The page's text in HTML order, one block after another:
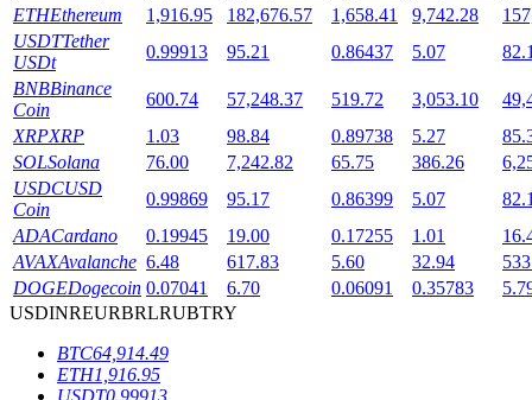
Launchpool
Đặt cọc linh hoạt để kiếm được các token phổ biến.
Khóa BTR
ETHEthereum 1,916.95 182,676.57 1,658.41 9,742.28
USDTTether
USDt
0.99913 95.21 0.86437 5.07
BNBBinance
Coin
600.74 57,248.37 519.72 3,053.10
XRPXRP 1.03 98.84 0.89738 5.27
SOLSolana 76.00 7,242.82 65.75 386.26
USDCUSD
Coin
0.99869 95.17 0.86399 5.07
ADACardano 0.19945 19.00 0.17255 1.01
AVAXAvalanche 6.48 617.83 5.60 32.94
DOGEDogecoin 0.07041 6.70 0.06091 0.35783
USDINREURBRLRUBTRY
BTC64,914.49
ETH1,916.95
USDT0.99913